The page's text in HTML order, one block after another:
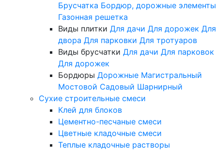
Брусчатка Бордюр, дорожные элементы
Газонная решетка
Виды плитки Для дачи Для дорожек Для
двора Для парковки Для тротуаров
Виды брусчатки Для дачи Для парковок
Для дорожек
Бордюры Дорожные Магистральный
Мостовой Садовый Шарнирный
Сухие строительные смеси
Клей для блоков
Цементно-песчаные смеси
Цветные кладочные смеси
Теплые кладочные растворы